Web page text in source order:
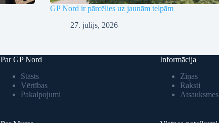
GP Nord ir pārcēlies uz jaunām telpām
27. jūlijs, 2026
Par GP Nord
Stāsts
Vērtības
Pakalpojumi
Informācija
Ziņas
Raksti
Atsauksmes